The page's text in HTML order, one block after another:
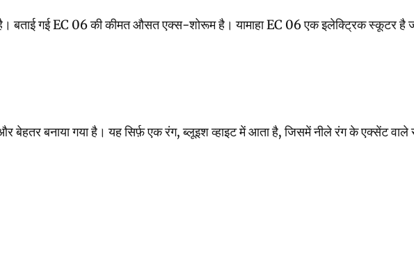
06 की कीमत औसत एक्स-शोरूम है। यामाहा EC 06 एक इलेक्ट्रिक स्कूटर है जो
बनाया गया है। यह सिर्फ़ एक रंग, ब्लूइश व्हाइट में आता है, जिसमें नीले रंग के एक्सेंट